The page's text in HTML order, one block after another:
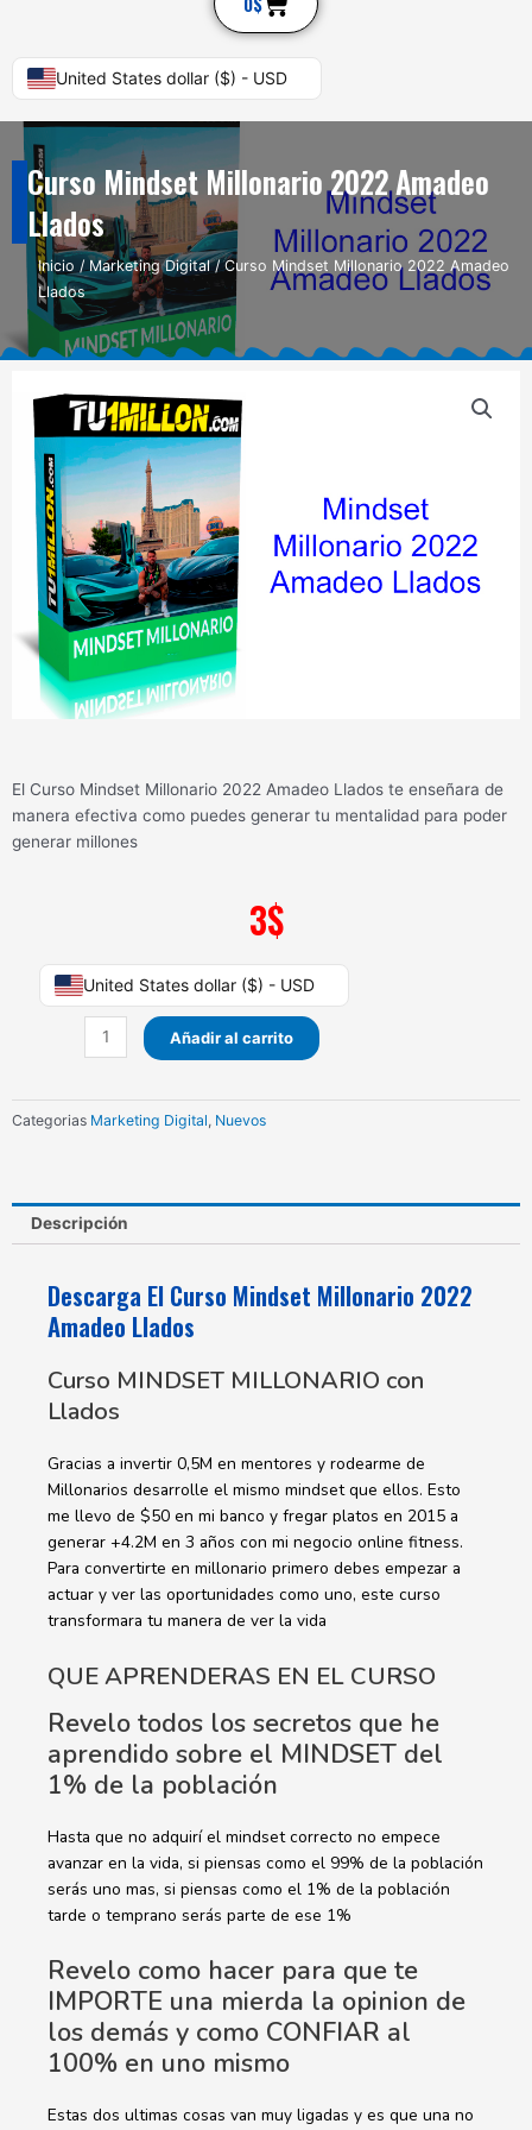
United States dollar ($) - USD
Curso Mindset Millonario 2022 Amadeo
Llados
Inicio / Marketing Digital/ Curso Mindset Millonario 2022 Amadeo
Llados
El Curso Mindset Millonario 2022 Amadeo Llados te enseñara de
manera efectiva como puedes generar tu mentalidad para poder
generar millones
3$
United States dollar ($) - USD
Curso
Mindset
Millonario
Llados
cantidad
Añadir al carrito
Categorias Marketing Digital, Nuevos
Descripción
Descarga El Curso Mindset Millonario 2022
Amadeo Llados
Curso MINDSET MILLONARIO con
Llados
Gracias a invertir 0,5M en mentores y rodearme de
Millonarios desarrolle el mismo mindset que ellos. Esto
me llevo de $50 en mi banco y fregar platos en 2015 a
generar +4.2M en 3 años con mi negocio online fitness.
Para convertirte en millonario primero debes empezar a
actuar y ver las oportunidades como uno, este curso
transformara tu manera de ver la vida
QUE APRENDERAS EN EL CURSO
Revelo todos los secretos que he
aprendido sobre el MINDSET del
1% de la población
Hasta que no adquirí el mindset correcto no empece
avanzar en la vida, si piensas como el 99% de la población
serás uno mas, si piensas como el 1% de la población
tarde o temprano serás parte de ese 1%
Revelo como hacer para que te
IMPORTE una mierda la opinion de
los demás y como CONFIAR al
100% en uno mismo
Estas dos ultimas cosas van muy ligadas y es que una no